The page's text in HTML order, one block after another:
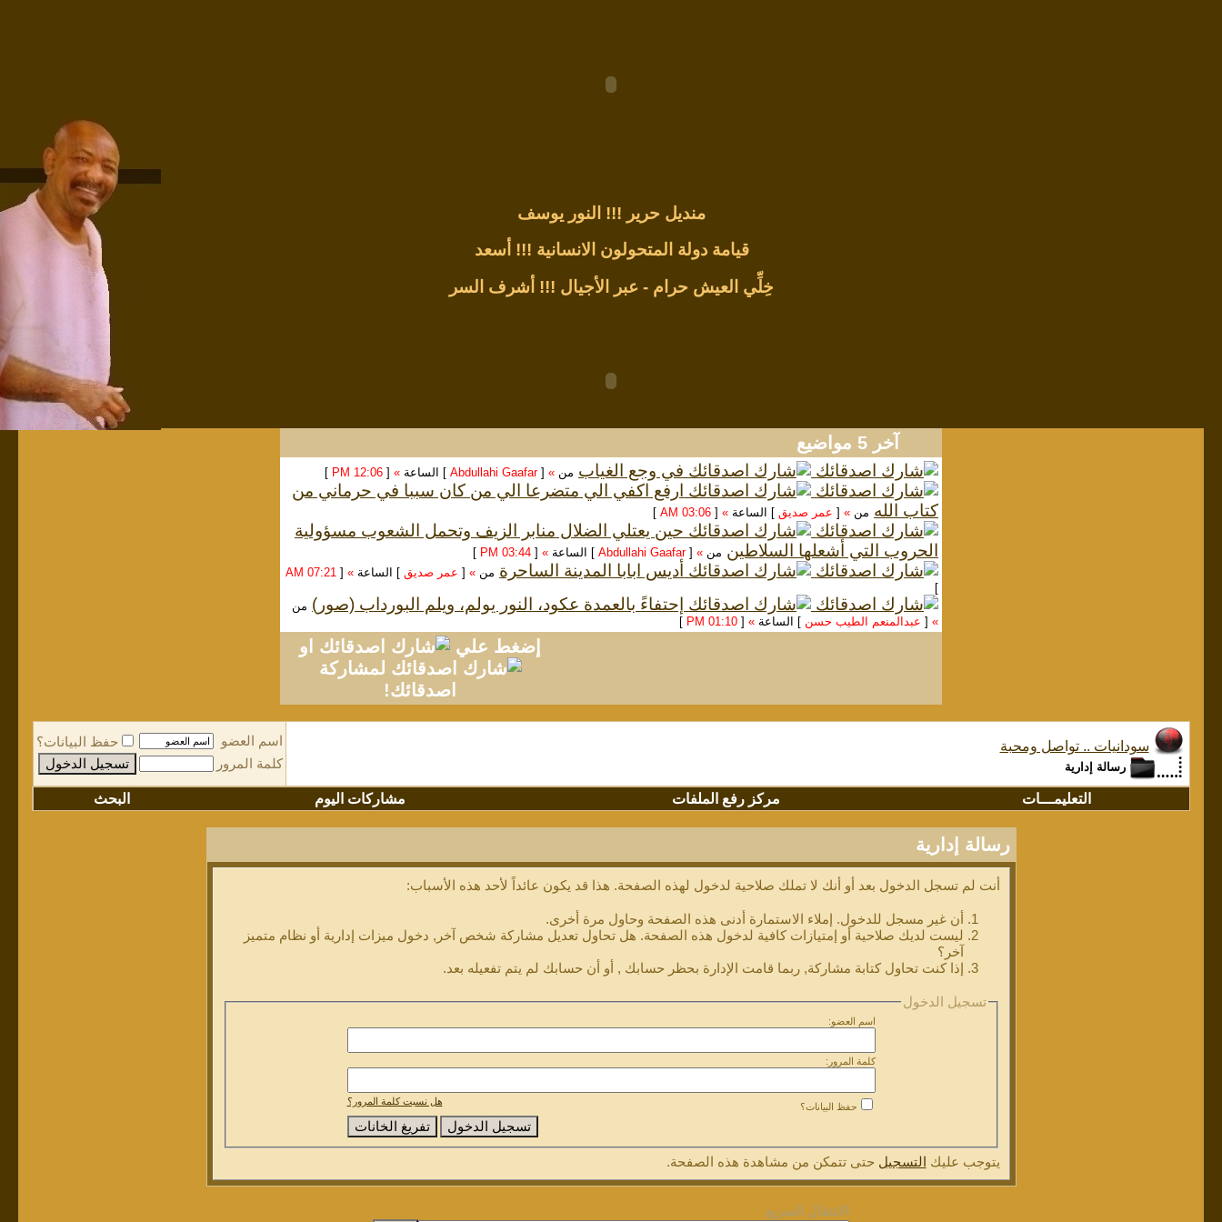
منديل حرير !!! النور يوسف
قيامة دولة المتحولون الانسانية !!! أسعد
خِلِّي العيش حرام - عبر الأجيال !!! أشرف السر
آخر 5 مواضيع
في وجع الغياب من »
[
Abdullahi Gaafar ] الساعة »
[
12:06 PM
]
ارفع اكفي الي متضرعا الي من كان سببا في حرماني من
كتاب الله من »
[عمر صديق ] الساعة »
[
03:06 AM
]
حين يعتلي الضلال منابر الزيف وتحمل الشعوب مسؤولية
الحروب التي أشعلها السلاطين من »
[
Abdullahi Gaafar ] الساعة »
[
03:44 PM
]
أديس ابابا المدينة الساحرة من »
[عمر صديق ] الساعة »
[
07:21 AM
]
إحتفاءً بالعمدة عكود، النور يولم، ويلم البورداب (صور) من
»
[عبدالمنعم الطيب حسن ] الساعة »
[
01:10 PM
]
إضغط علي
او
لمشاركة
اصدقائك!
سودانيات .. تواصل ومحبة
رسالة إدارية
اسم العضو
حفظ البيانات؟
كلمة المرور
التعليمـــات مركز رفع الملفات مشاركات اليوم البحث
رسالة إدارية
أنت لم تسجل الدخول بعد أو أنك لا تملك صلاحية لدخول لهذه الصفحة. هذا قد يكون عائداً لأحد هذه الأسباب:
أن غير مسجل للدخول. إملاء الاستمارة أدنى هذه الصفحة وحاول مرة أخرى.
ليست لديك صلاحية أو إمتيازات كافية لدخول هذه الصفحة. هل تحاول تعديل مشاركة شخص آخر, دخول ميزات إدارية أو نظام متميز
آخر؟
إذا كنت تحاول كتابة مشاركة, ربما قامت الإدارة بحظر حسابك , أو أن حسابك لم يتم تفعيله بعد.
تسجيل الدخول
اسم العضو:
كلمة المرور:
هل نسيت كلمة المرور؟ حفظ البيانات؟
يتوجب عليك التسجيل حتى تتمكن من مشاهدة هذه الصفحة.
الانتقال السريع